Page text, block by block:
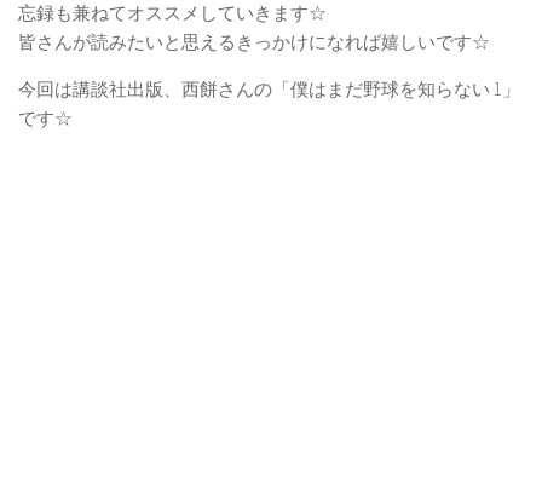
忘録も兼ねてオススメしていきます☆
皆さんが読みたいと思えるきっかけになれば嬉しいです☆
今回は講談社出版、西餅さんの「僕はまだ野球を知らない 1」
です☆